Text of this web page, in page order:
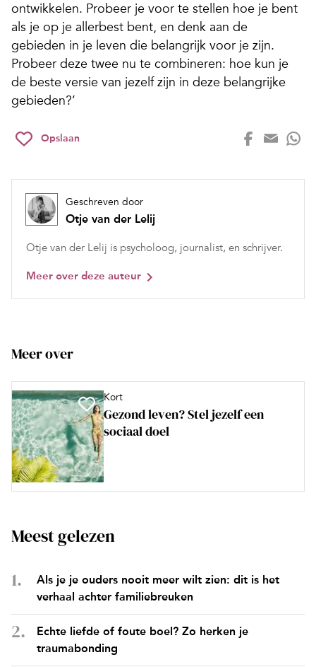
ontwikkelen. Probeer je voor te stellen hoe je bent
als je op je allerbest bent, en denk aan de
gebieden in je leven die belangrijk voor je zijn.
Probeer deze twee nu te combineren: hoe kun je
de beste versie van jezelf zijn in deze belangrijke
gebieden?’
Opslaan
Geschreven door
Otje van der Lelij
Otje van der Lelij is psycholoog, journalist, en schrijver.
Meer over deze auteur
Meer over
Kort
Gezond leven? Stel jezelf een
sociaal doel
Meest gelezen
Als je je ouders nooit meer wilt zien: dit is het
verhaal achter familiebreuken
Echte liefde of foute boel? Zo herken je
traumabonding